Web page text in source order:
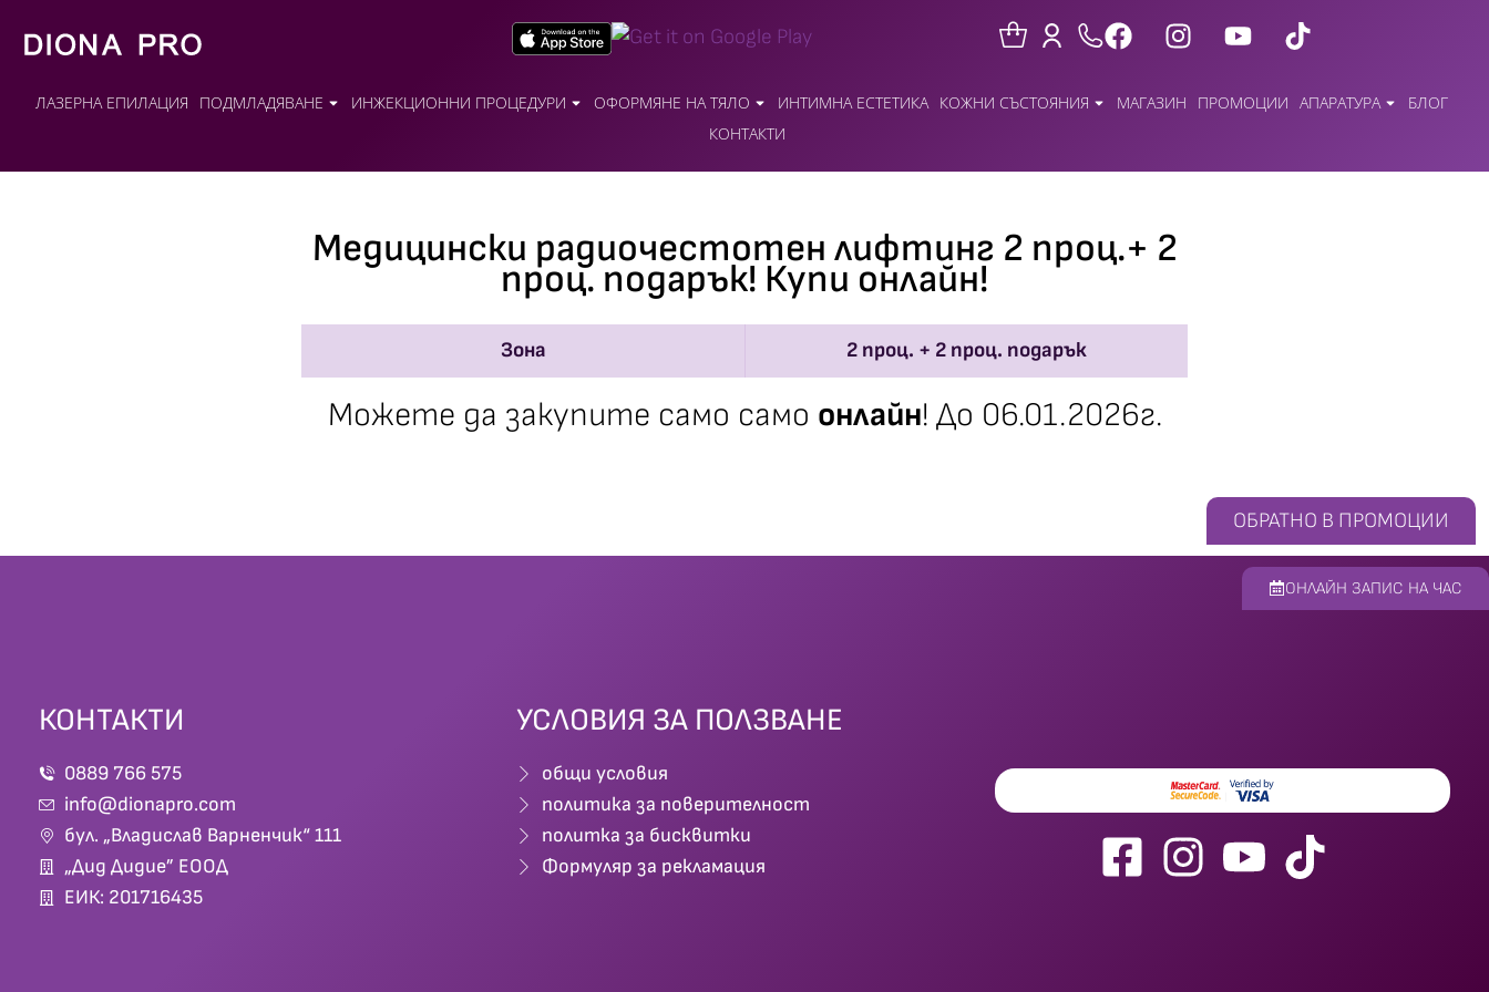
ЛАЗЕРНА ЕПИЛАЦИЯ ПОДМЛАДЯВАНЕ ИНЖЕКЦИОННИ ПРОЦЕДУРИ ОФОРМЯНЕ НА ТЯЛО ИНТИМНА ЕСТЕТИКА КОЖНИ СЪСТОЯНИЯ МАГАЗИН ПРОМОЦИИ АПАРАТУРА
БЛОГ
КОНТАКТИ
Медицински радиочестотен лифтинг 2 проц.+ 2
проц. подарък! Купи онлайн!
Зона 2 проц. + 2 проц. подарък
Можете да закупите само само онлайн! До 06.01.2026г.
ОБРАТНО В ПРОМОЦИИ
КОНТАКТИ
0889 766 575
info@dionapro.com
бул. „Владислав Варненчик“ 111
„Дид Дидие” ЕООД
ЕИК: 201716435
УСЛОВИЯ ЗА ПОЛЗВАНЕ
общи условия
политика за поверителност
политка за бисквитки
Формуляр за рекламация
ОНЛАЙН ЗАПИС НА ЧАС